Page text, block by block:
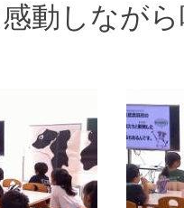
感動しながら